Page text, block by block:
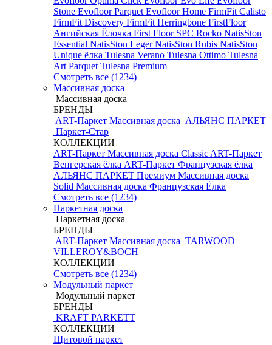
Stone Evofloor Parquet Evofloor Home FirmFit Calisto
FirmFit Discovery FirmFit Herringbone FirstFloor
Ангийская Ёлочка First Floor SPC Rocko NatisSton
Essential NatisSton LegerNatisSton Rubis NatisSton
Unique ёлка Tulesna Verano Tulesna Ottimo Tulesna
Art Parquet Tulesna Premium
Смотреть все (1234)
Массивная доска
Массивная доска
БРЕНДЫ
ART-Паркет Массивная доска АЛЬЯНС ПАРКЕТ
Паркет-Стар
КОЛЛЕКЦИИ
ART-Паркет Массивная доска Classic ART-Паркет
Венгерская ёлка ART-Паркет Французская ёлка
АЛЬЯНС ПАРКЕТ Премиум Массивная доска
Solid Массивная доска Французская Ёлка
Смотреть все (1234)
Паркетная доска
Паркетная доска
БРЕНДЫ
ART-Паркет Массивная доска TARWOOD
VILLEROY&BOCH
КОЛЛЕКЦИИ
Смотреть все (1234)
Модульный паркет
Модульный паркет
БРЕНДЫ
KRAFT PARKETT
КОЛЛЕКЦИИ
Щитовой паркет